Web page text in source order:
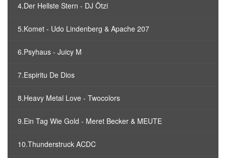
4.Der Hellste Stern - DJ Ötzi
5.Komet - Udo Lindenberg & Apache 207
6.Psyhaus - Juicy M
7.Espiritu De Dios
8.Heavy Metal Love - Twocolors
9.Ein Tag Wie Gold - Meret Becker & MEUTE
10.Thunderstruck ACDC